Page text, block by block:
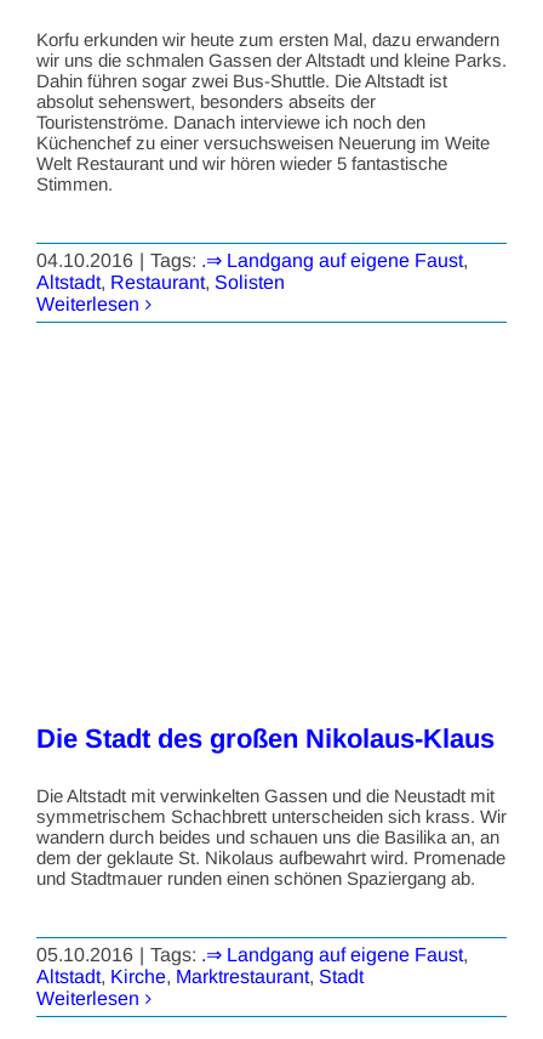
Korfu erkunden wir heute zum ersten Mal, dazu erwandern
wir uns die schmalen Gassen der Altstadt und kleine Parks.
Dahin führen sogar zwei Bus-Shuttle. Die Altstadt ist
absolut sehenswert, besonders abseits der
Touristenströme. Danach interviewe ich noch den
Küchenchef zu einer versuchsweisen Neuerung im Weite
Welt Restaurant und wir hören wieder 5 fantastische
Stimmen.
04.10.2016 | Tags: .⇒ Landgang auf eigene Faust,
Altstadt, Restaurant, Solisten
Weiterlesen
Die Stadt des großen Nikolaus-Klaus
Die Altstadt mit verwinkelten Gassen und die Neustadt mit
symmetrischem Schachbrett unterscheiden sich krass. Wir
wandern durch beides und schauen uns die Basilika an, an
dem der geklaute St. Nikolaus aufbewahrt wird. Promenade
und Stadtmauer runden einen schönen Spaziergang ab.
05.10.2016 | Tags: .⇒ Landgang auf eigene Faust,
Altstadt, Kirche, Marktrestaurant, Stadt
Weiterlesen